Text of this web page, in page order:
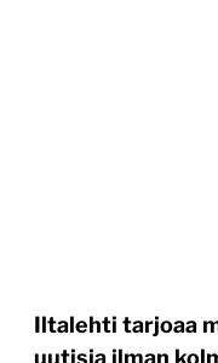
Iltalehti tarjoaa
uutisia ilman